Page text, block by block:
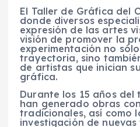
El Taller de Gráfica del
donde diversos
expresión de las artes
visión de promover la
experimentación no
trayectoria, sino
de artistas que inician
gráfica.
Durante los 15 años
han generado obras
tradicionales, así como
investigación de